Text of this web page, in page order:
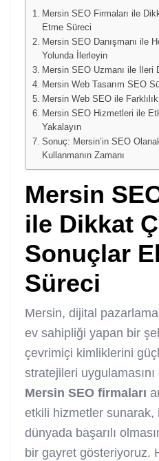
Mersin SEO Firmaları ile
Etme Süreci
Mersin SEO Danışmanı ile
Yolunda İlerleyin
Mersin SEO Uzmanı ile İleri
Mersin Web Tasarım SEO
Mersin Web SEO ile
Mersin SEO Hizmetleri ile
Yakalayın
Sonuç: Mersin’in SEO
Kullanmanın Zamanı
Mersin
ile Dikkat
Sonuçlar
Süreci
Mersin, dijital
ev sahipliği yapan bir
çevrimiçi kimliklerini
stratejileri
Mersin SEO firmaları
etkili hizmetler sunarak,
dünyada başarılı
bir gayret gösteriyoruz.